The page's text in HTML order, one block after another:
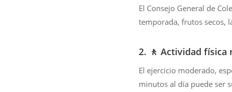
El Consejo General de
temporada, frutos secos,
2. 🚶 Actividad física
El ejercicio moderado,
minutos al día puede ser